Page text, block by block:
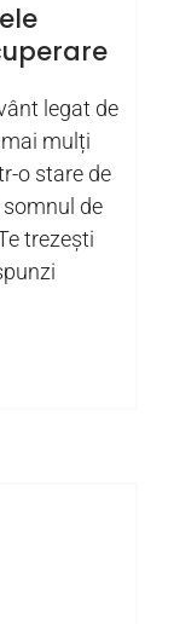
legat de
mulți
o stare de
de
trezești